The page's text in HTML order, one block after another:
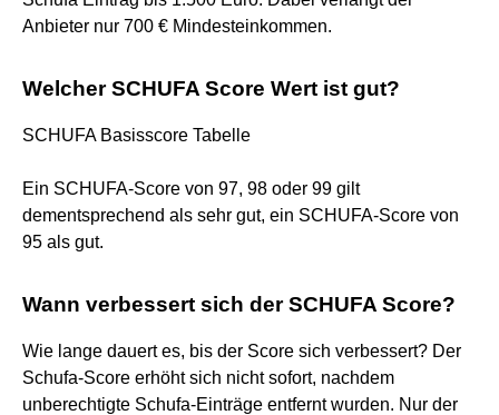
Anbieter nur 700 € Mindesteinkommen.
Welcher SCHUFA Score Wert ist gut?
SCHUFA Basisscore Tabelle
Ein SCHUFA-Score von 97, 98 oder 99 gilt
dementsprechend als sehr gut, ein SCHUFA-Score von
95 als gut.
Wann verbessert sich der SCHUFA Score?
Wie lange dauert es, bis der Score sich verbessert? Der
Schufa-Score erhöht sich nicht sofort, nachdem
unberechtigte Schufa-Einträge entfernt wurden. Nur der